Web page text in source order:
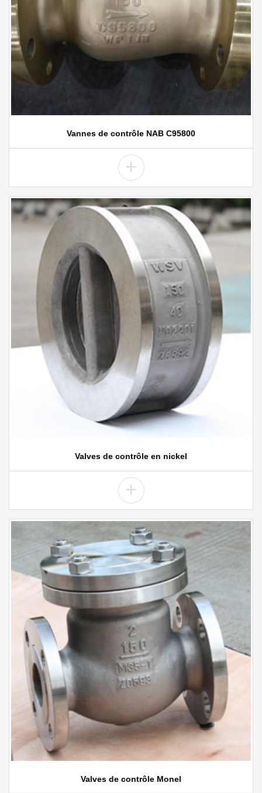
Vannes de contrôle NAB C95800
+
Valves de contrôle en nickel
+
Valves de contrôle Monel